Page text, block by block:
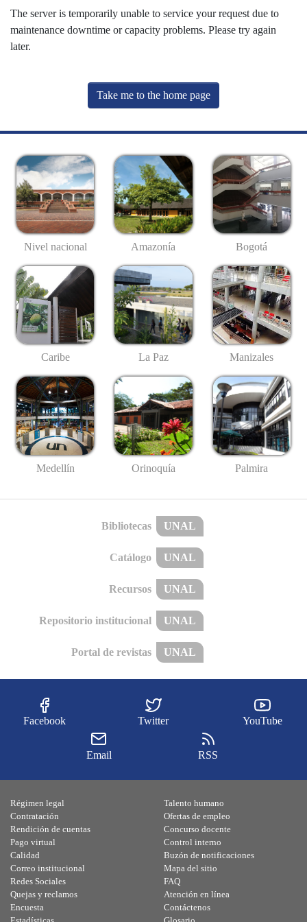
The server is temporarily unable to service your request due to
maintenance downtime or capacity problems. Please try again
later.
Take me to the home page
Nivel nacional Amazonía Bogotá
Caribe La Paz Manizales
Medellín Orinoquía Palmira
Bibliotecas UNAL
Catálogo UNAL
Recursos UNAL
Repositorio institucional UNAL
Portal de revistas UNAL
Facebook Twitter YouTube
Email RSS
Régimen legal
Contratación
Rendición de cuentas
Pago virtual
Calidad
Talento humano
Ofertas de empleo
Concurso docente
Control interno
Buzón de notificaciones
Correo institucional
Redes Sociales
Quejas y reclamos
Encuesta
Mapa del sitio
FAQ
Atención en línea
Contáctenos